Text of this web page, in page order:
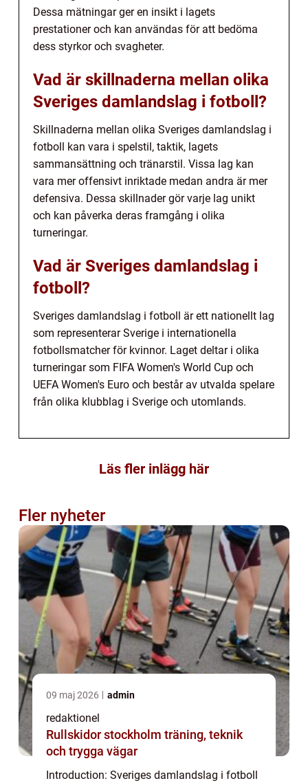
Dessa mätningar ger en insikt i lagets
prestationer och kan användas för att bedöma
dess styrkor och svagheter.
Vad är skillnaderna mellan olika
Sveriges damlandslag i fotboll?
Skillnaderna mellan olika Sveriges damlandslag i
fotboll kan vara i spelstil, taktik, lagets
sammansättning och tränarstil. Vissa lag kan
vara mer offensivt inriktade medan andra är mer
defensiva. Dessa skillnader gör varje lag unikt
och kan påverka deras framgång i olika
turneringar.
Vad är Sveriges damlandslag i
fotboll?
Sveriges damlandslag i fotboll är ett nationellt lag
som representerar Sverige i internationella
fotbollsmatcher för kvinnor. Laget deltar i olika
turneringar som FIFA Women's World Cup och
UEFA Women's Euro och består av utvalda spelare
från olika klubblag i Sverige och utomlands.
Läs fler inlägg här
Fler nyheter
09 maj 2026 admin
redaktionel
Rullskidor stockholm träning, teknik
och trygga vägar
Introduction: Sveriges damlandslag i fotboll